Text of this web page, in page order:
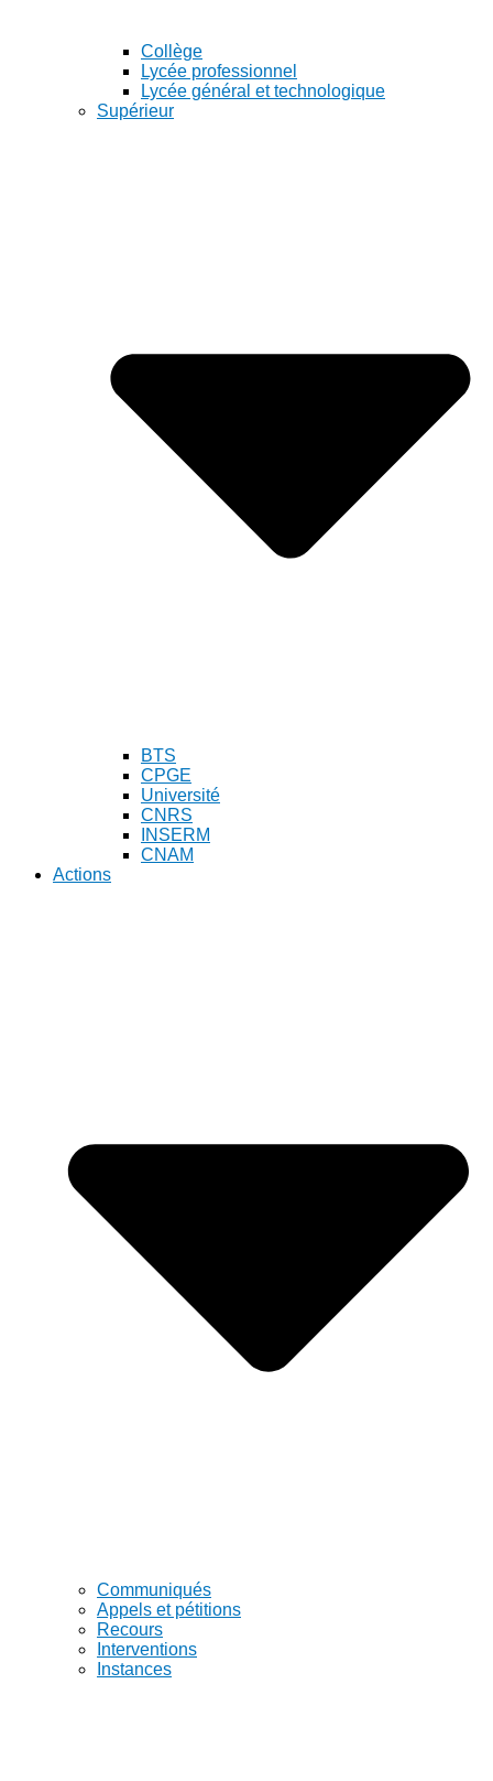
Collège
Lycée professionnel
Lycée général et technologique
Supérieur
BTS
CPGE
Université
CNRS
INSERM
CNAM
Actions
Communiqués
Appels et pétitions
Recours
Interventions
Instances